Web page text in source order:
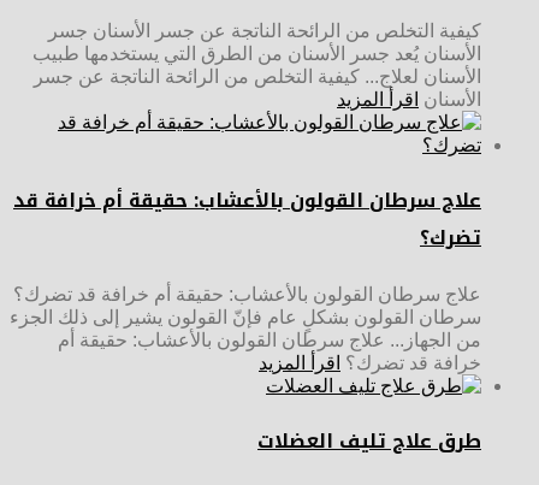
كيفية التخلص من الرائحة الناتجة عن جسر الأسنان جسر
الأسنان يُعد جسر الأسنان من الطرق التي يستخدمها طبيب
الأسنان لعلاج... كيفية التخلص من الرائحة الناتجة عن جسر
الأسنان اقرأ المزيد
علاج سرطان القولون بالأعشاب: حقيقة أم خرافة قد
تضرك؟
علاج سرطان القولون بالأعشاب: حقيقة أم خرافة قد تضرك؟
سرطان القولون بشكلٍ عام فإنّ القولون يشير إلى ذلك الجزء
من الجهاز... علاج سرطان القولون بالأعشاب: حقيقة أم
خرافة قد تضرك؟ اقرأ المزيد
طرق علاج تليف العضلات